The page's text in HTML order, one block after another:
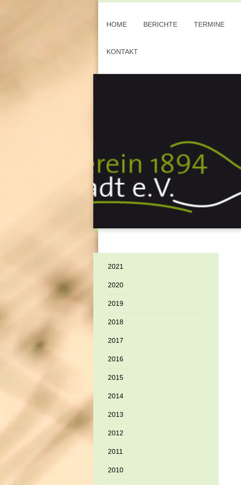
HOME BERICHTE TERMINE
KONTAKT
2021
2020
2019
2018
2017
2016
2015
2014
2013
2012
2011
2010